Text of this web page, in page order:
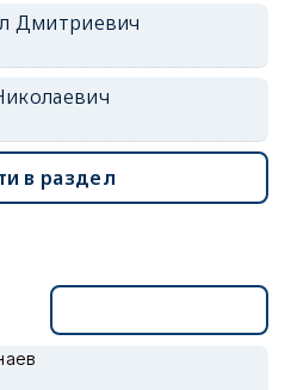
Дмитриевич
в раздел